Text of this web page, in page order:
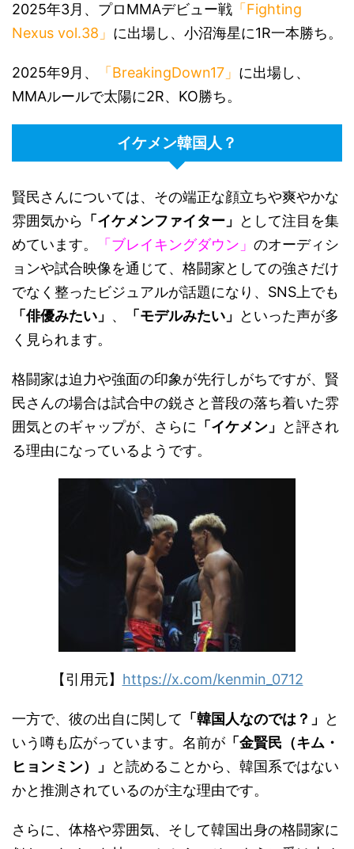
2025年3月、プロMMAデビュー戦 「Fighting
Nexus vol.38」 に出場し、小沼海星に1R一本勝ち。
2025年9月、 「BreakingDown17」 に出場し、
MMAルールで太陽に2R、KO勝ち。
イケメン韓国人？
賢民さんについては、その端正な顔立ちや爽やかな
雰囲気から 「イケメンファイター」
として注目を集
めています。
「ブレイキングダウン」 のオーディシ
ョンや試合映像を通じて、格闘家としての強さだけ
でなく整ったビジュアルが話題になり、SNS上でも
「俳優みたい」 、 「モデルみたい」
といった声が多
く見られます。
格闘家は迫力や強面の印象が先行しがちですが、賢
民さんの場合は試合中の鋭さと普段の落ち着いた雰
囲気とのギャップが、さらに 「イケメン」
と評され
る理由になっているようです。
【引用元】 https://x.com/kenmin_0712
一方で、彼の出自に関して 「韓国人なのでは？」
と
いう噂も広がっています。名前が 「金賢民（キム・
ヒョンミン）」
と読めることから、韓国系ではない
かと推測されているのが主な理由です。
さらに、体格や雰囲気、そして韓国出身の格闘家に